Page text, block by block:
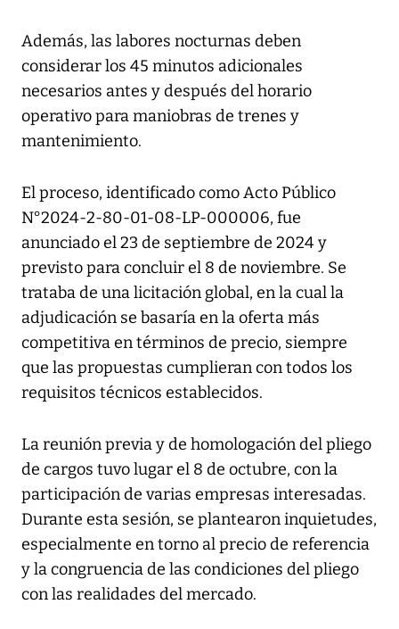
Además, las labores nocturnas deben
considerar los 45 minutos adicionales
necesarios antes y después del horario
operativo para maniobras de trenes y
mantenimiento.
El proceso, identificado como Acto Público
N°2024-2-80-01-08-LP-000006, fue
anunciado el 23 de septiembre de 2024 y
previsto para concluir el 8 de noviembre. Se
trataba de una licitación global, en la cual la
adjudicación se basaría en la oferta más
competitiva en términos de precio, siempre
que las propuestas cumplieran con todos los
requisitos técnicos establecidos.
La reunión previa y de homologación del pliego
de cargos tuvo lugar el 8 de octubre, con la
participación de varias empresas interesadas.
Durante esta sesión, se plantearon inquietudes,
especialmente en torno al precio de referencia
y la congruencia de las condiciones del pliego
con las realidades del mercado.